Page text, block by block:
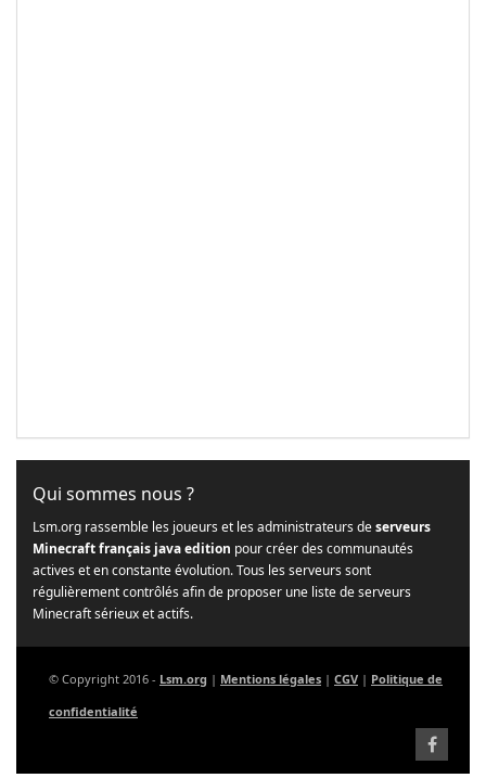
Qui sommes nous ?
Lsm.org rassemble les joueurs et les administrateurs deserveurs
Minecraft français java edition pour créer des communautés
actives et en constante évolution. Tous les serveurs sont
régulièrement contrôlés afin de proposer une liste de serveurs
Minecraft sérieux et actifs.
© Copyright 2016 - Lsm.org | Mentions légales | CGV | Politique de
confidentialité